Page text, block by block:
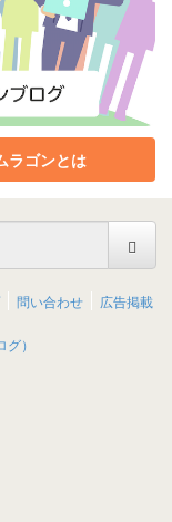
ラゴンとは
問い合わせ 広告掲載
）